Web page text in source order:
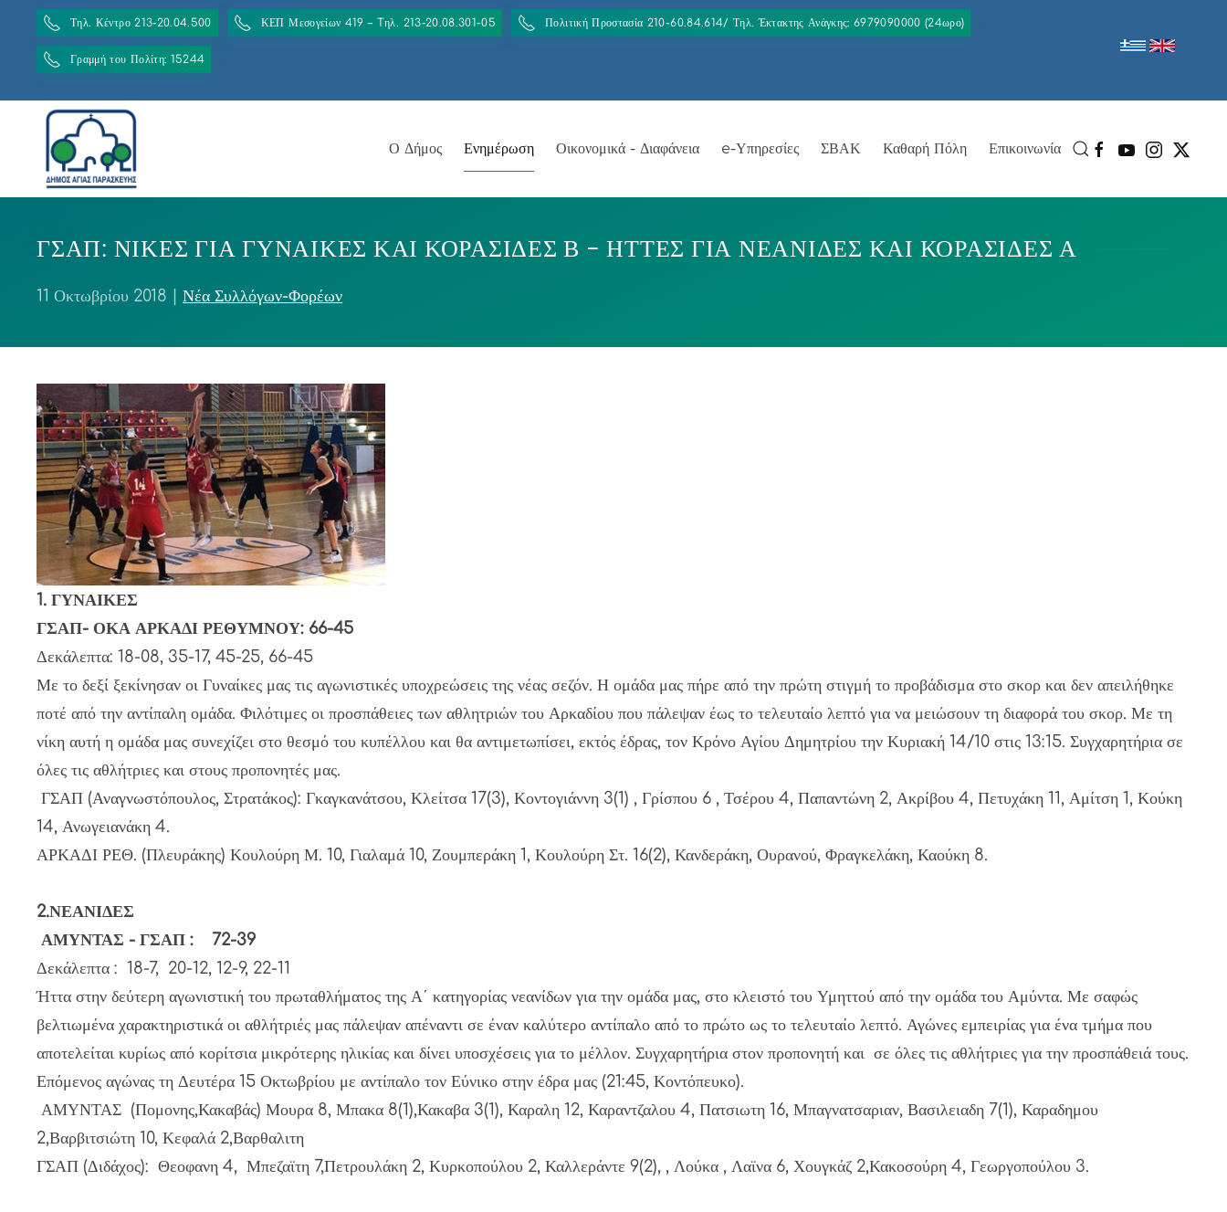
Τηλ. Κέντρο 213-20.04.500 ΚΕΠ Μεσογείων 419 – Tηλ. 213-20.08.301-05 Πολιτική Προστασία 210-60.84.614/ Τηλ. Έκτακτης Ανάγκης: 6979090000 (24ωρο)
Γραμμή του Πολίτη: 15244
Ο Δήμος Ενημέρωση Οικονομικά - Διαφάνεια e-Υπηρεσίες ΣΒΑΚ Καθαρή Πόλη Επικοινωνία
ΓΣΑΠ: ΝΙΚΕΣ ΓΙΑ ΓΥΝΑΙΚΕΣ ΚΑΙ ΚΟΡΑΣΙΔΕΣ Β – ΗΤΤΕΣ ΓΙΑ ΝΕΑΝΙΔΕΣ ΚΑΙ ΚΟΡΑΣΙΔΕΣ Α
11 Οκτωβρίου 2018 Νέα Συλλόγων-Φορέων
1. ΓΥΝΑΙΚΕΣ
ΓΣΑΠ- ΟΚΑ ΑΡΚΑΔΙ ΡΕΘΥΜΝΟΥ: 66-45
Δεκάλεπτα: 18-08, 35-17, 45-25, 66-45
Με το δεξί ξεκίνησαν οι Γυναίκες μας τις αγωνιστικές υποχρεώσεις της νέας σεζόν. Η ομάδα μας πήρε από την πρώτη στιγμή το προβάδισμα στο σκορ και δεν απειλήθηκε
ποτέ από την αντίπαλη ομάδα. Φιλότιμες οι προσπάθειες των αθλητριών του Αρκαδίου που πάλεψαν έως το τελευταίο λεπτό για να μειώσουν τη διαφορά του σκορ. Με τη
νίκη αυτή η ομάδα μας συνεχίζει στο θεσμό του κυπέλλου και θα αντιμετωπίσει, εκτός έδρας, τον Κρόνο Αγίου Δημητρίου την Κυριακή 14/10 στις 13:15. Συγχαρητήρια σε
όλες τις αθλήτριες και στους προπονητές μας.
ΓΣΑΠ (Αναγνωστόπουλος, Στρατάκος): Γκαγκανάτσου, Κλείτσα 17(3), Κοντογιάννη 3(1) , Γρίσπου 6 , Τσέρου 4, Παπαντώνη 2, Ακρίβου 4, Πετυχάκη 11, Αμίτση 1, Κούκη
14, Ανωγειανάκη 4.
ΑΡΚΑΔΙ ΡΕΘ. (Πλευράκης) Κουλούρη Μ. 10, Γιαλαμά 10, Ζουμπεράκη 1, Κουλούρη Στ. 16(2), Κανδεράκη, Ουρανού, Φραγκελάκη, Καούκη 8.
2.ΝΕΑΝΙΔΕΣ
ΑΜΥΝΤΑΣ - ΓΣΑΠ : 72-39
Δεκάλεπτα : 18-7, 20-12, 12-9, 22-11
Ήττα στην δεύτερη αγωνιστική του πρωταθλήματος της Α΄ κατηγορίας νεανίδων για την ομάδα μας, στο κλειστό του Υμηττού από την ομάδα του Αμύντα. Με σαφώς
βελτιωμένα χαρακτηριστικά οι αθλήτριές μας πάλεψαν απέναντι σε έναν καλύτερο αντίπαλο από το πρώτο ως το τελευταίο λεπτό. Αγώνες εμπειρίας για ένα τμήμα που
αποτελείται κυρίως από κορίτσια μικρότερης ηλικίας και δίνει υποσχέσεις για το μέλλον. Συγχαρητήρια στον προπονητή και σε όλες τις αθλήτριες για την προσπάθειά τους.
Επόμενος αγώνας τη Δευτέρα 15 Οκτωβρίου με αντίπαλο τον Εύνικο στην έδρα μας (21:45, Κοντόπευκο).
ΑΜΥΝΤΑΣ (Πομονης,Κακαβάς) Μουρα 8, Μπακα 8(1),Κακαβα 3(1), Καραλη 12, Καραντζαλου 4, Πατσιωτη 16, Μπαγνατσαριαν, Βασιλειαδη 7(1), Καραδημου
2,Βαρβιτσιώτη 10, Κεφαλά 2,Βαρθαλιτη
ΓΣΑΠ (Διδάχος): Θεοφανη 4, Μπεζαϊτη 7,Πετρουλάκη 2, Κυρκοπούλου 2, Καλλεράντε 9(2), , Λούκα , Λαϊνα 6, Χουγκάζ 2,Κακοσούρη 4, Γεωργοπούλου 3.